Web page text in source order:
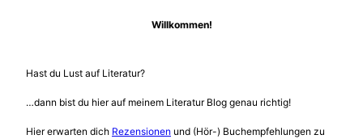
Willkommen!
Hast du Lust auf Literatur?
…dann bist du hier auf meinem Literatur Blog genau richtig!
Hier erwarten dich Rezensionen und (Hör-) Buchempfehlungen zu